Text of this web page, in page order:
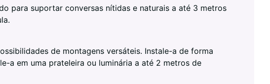
para suportar conversas nítidas e naturais a até 3 metros
de montagens versáteis. Instale-a de forma
a em uma prateleira ou luminária a até 2 metros de